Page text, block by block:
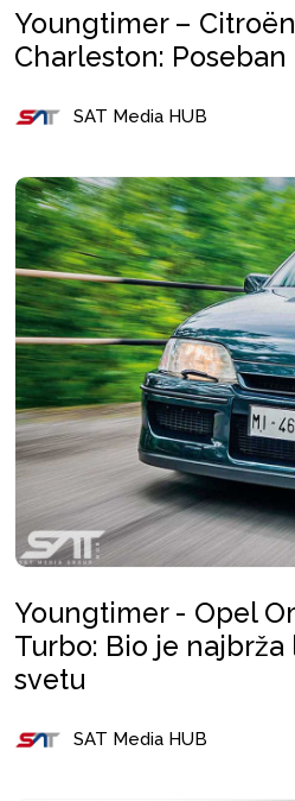
Youngtimer –
Charleston:
SAT Media HUB
Youngtimer - Opel
Turbo: Bio je
svetu
SAT Media HUB